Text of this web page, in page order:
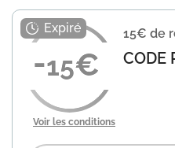
condition de
le code
commande
savoir plus
15
15€ de
CODE
Voir les conditions